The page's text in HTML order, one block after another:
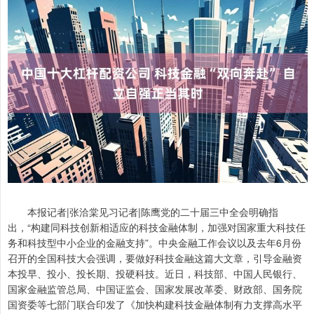
本报记者|张洽棠见习记者|陈鹰党的二十届三中全会明确指
出，“构建同科技创新相适应的科技金融体制，加强对国家重大科技任
务和科技型中小企业的金融支持”。中央金融工作会议以及去年6月份
召开的全国科技大会强调，要做好科技金融这篇大文章，引导金融资
本投早、投小、投长期、投硬科技。近日，科技部、中国人民银行、
国家金融监管总局、中国证监会、国家发展改革委、财政部、国务院
国资委等七部门联合印发了《加快构建科技金融体制有力支撑高水平